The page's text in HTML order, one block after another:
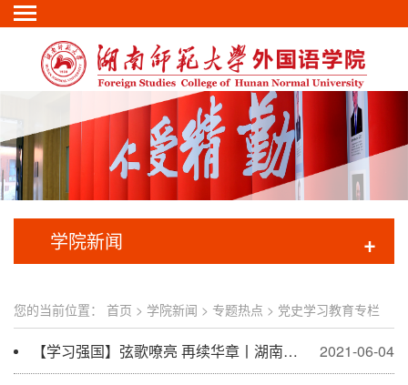
学院新闻 +
您的当前位置： 首页 > 学院新闻 > 专题热点 > 党史学习教育专栏
2021-06-04
【学习强国】弦歌嘹亮 再续华章丨湖南师大：唱支歌儿给党听